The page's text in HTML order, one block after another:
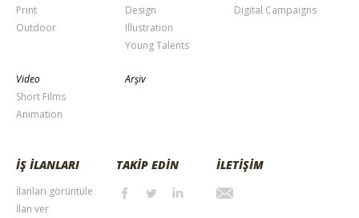
Print
Outdoor
Design
Illustration
Young Talents
Digital Campaigns
Video
Short Films
Animation
Arşiv
İŞ İLANLARI
İlanları görüntüle
İlan ver
TAKİP EDİN İLETİŞİM